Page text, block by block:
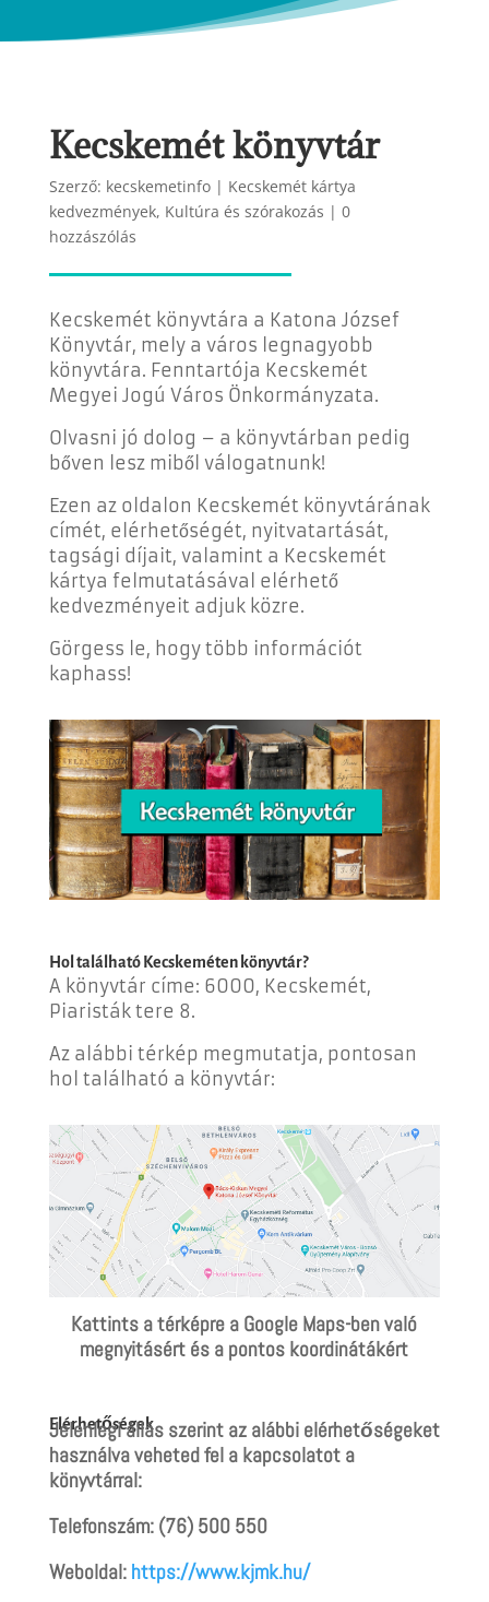
Kecskemét könyvtár
Szerző: kecskemetinfo| Kecskemét kártya
kedvezmények, Kultúra és szórakozás | 0
hozzászólás
Kecskemét könyvtára a Katona József
Könyvtár, mely a város legnagyobb
könyvtára. Fenntartója Kecskemét
Megyei Jogú Város Önkormányzata.
Olvasni jó dolog – a könyvtárban pedig
bőven lesz miből válogatnunk!
Ezen az oldalon Kecskemét könyvtárának
címét, elérhetőségét, nyitvatartását,
tagsági díjait, valamint a Kecskemét
kártya felmutatásával elérhető
kedvezményeit adjuk közre.
Görgess le, hogy több információt
kaphass!
Hol található Kecskeméten könyvtár?
A könyvtár címe: 6000, Kecskemét,
Piaristák tere 8.
Az alábbi térkép megmutatja, pontosan
hol található a könyvtár:
Kattints a térképre a Google Maps-ben való
megnyitásért és a pontos koordinátákért
Elérhetőségek
Jelenlegi állás szerint az alábbi elérhetőségeket
használva veheted fel a kapcsolatot a
könyvtárral:
Telefonszám: (76) 500 550
Weboldal: https://www.kjmk.hu/